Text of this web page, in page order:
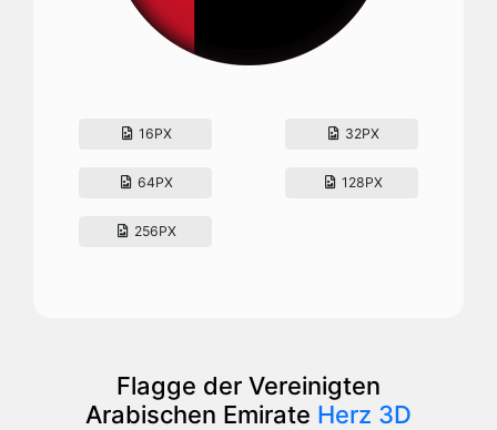
16PX 32PX
64PX 128PX
256PX
Flagge der Vereinigten
Arabischen Emirate Herz 3D